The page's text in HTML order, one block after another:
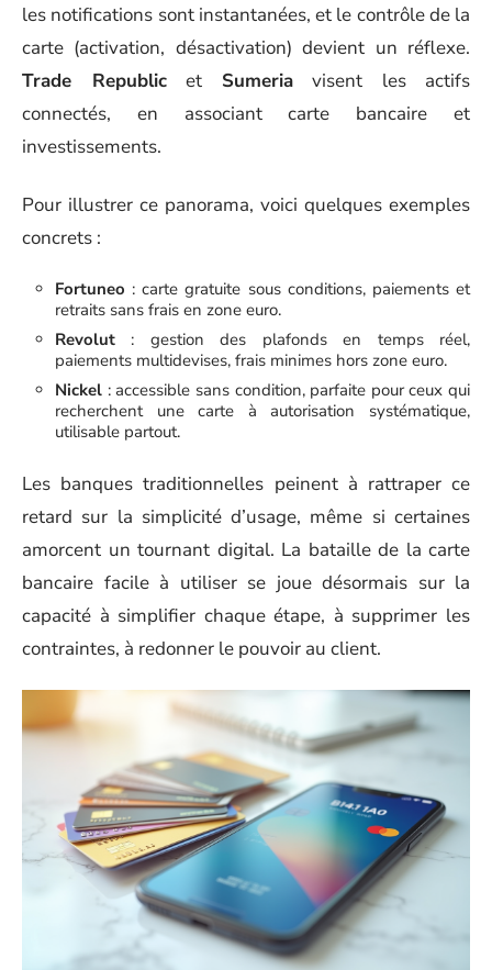
les notifications sont instantanées, et le contrôle de la
carte (activation, désactivation) devient un réflexe.
Trade Republicet Sumeriavisent les actifs
connectés, en associant carte bancaire et
investissements.
Pour illustrer ce panorama, voici quelques exemples
concrets :
Fortuneo : carte gratuite sous conditions, paiements et
retraits sans frais en zone euro.
Revolut : gestion des plafonds en temps réel,
paiements multidevises, frais minimes hors zone euro.
Nickel : accessible sans condition, parfaite pour ceux qui
recherchent une carte à autorisation systématique,
utilisable partout.
Les banques traditionnelles peinent à rattraper ce
retard sur la simplicité d’usage, même si certaines
amorcent un tournant digital. La bataille de la carte
bancaire facile à utiliser se joue désormais sur la
capacité à simplifier chaque étape, à supprimer les
contraintes, à redonner le pouvoir au client.